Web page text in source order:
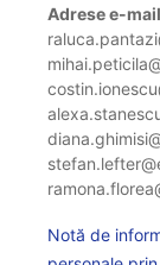
Adrese e-mail
Notă de